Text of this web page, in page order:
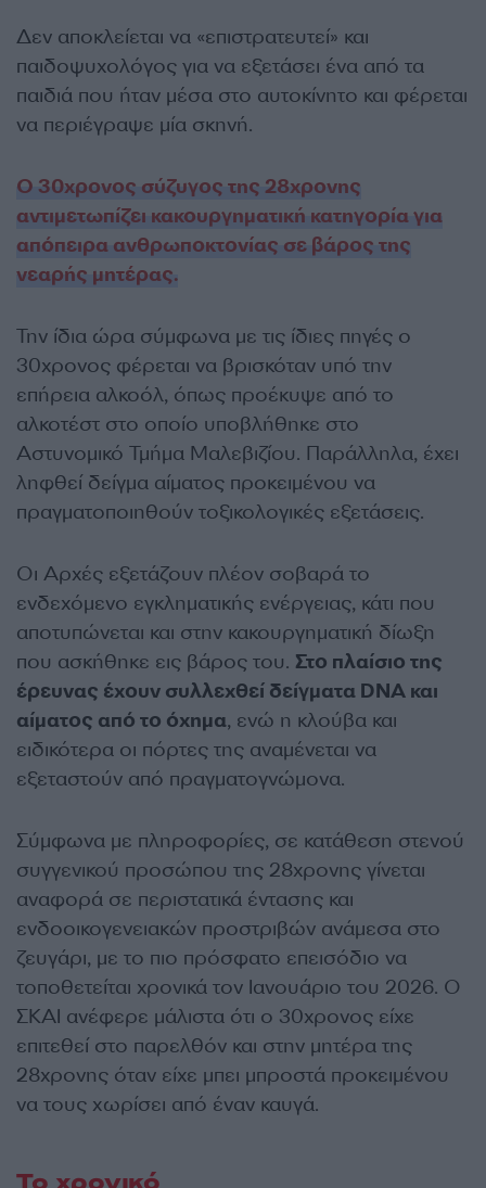
Δεν αποκλείεται να «επιστρατευτεί» και
παιδοψυχολόγος για να εξετάσει ένα από τα
παιδιά που ήταν μέσα στο αυτοκίνητο και φέρεται
να περιέγραψε μία σκηνή.
Ο 30χρονος σύζυγος της 28χρονης
αντιμετωπίζει κακουργηματική κατηγορία για
απόπειρα ανθρωποκτονίας σε βάρος της
νεαρής μητέρας.
Την ίδια ώρα σύμφωνα με τις ίδιες πηγές ο
30χρονος φέρεται να βρισκόταν υπό την
επήρεια αλκοόλ, όπως προέκυψε από το
αλκοτέστ στο οποίο υποβλήθηκε στο
Αστυνομικό Τμήμα Μαλεβιζίου. Παράλληλα, έχει
ληφθεί δείγμα αίματος προκειμένου να
πραγματοποιηθούν τοξικολογικές εξετάσεις.
Οι Αρχές εξετάζουν πλέον σοβαρά το
ενδεχόμενο εγκληματικής ενέργειας, κάτι που
αποτυπώνεται και στην κακουργηματική δίωξη
που ασκήθηκε εις βάρος του. Στο πλαίσιο της
έρευνας έχουν συλλεχθεί δείγματα DNA και
αίματος από το όχημα, ενώ η κλούβα και
ειδικότερα οι πόρτες της αναμένεται να
εξεταστούν από πραγματογνώμονα.
Σύμφωνα με πληροφορίες, σε κατάθεση στενού
συγγενικού προσώπου της 28χρονης γίνεται
αναφορά σε περιστατικά έντασης και
ενδοοικογενειακών προστριβών ανάμεσα στο
ζευγάρι, με το πιο πρόσφατο επεισόδιο να
τοποθετείται χρονικά τον Ιανουάριο του 2026. Ο
ΣΚΑΙ ανέφερε μάλιστα ότι ο 30χρονος είχε
επιτεθεί στο παρελθόν και στην μητέρα της
28χρονης όταν είχε μπει μπροστά προκειμένου
να τους χωρίσει από έναν καυγά.